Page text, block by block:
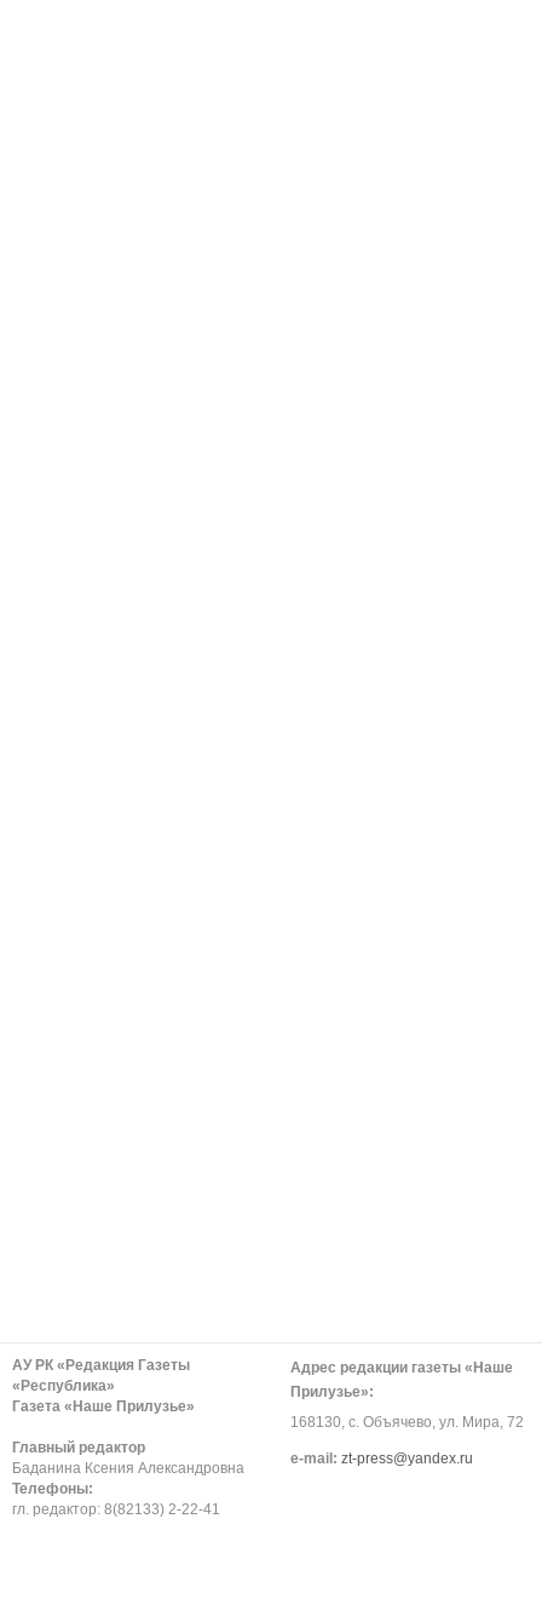
АУ РК «Редакция Газеты
«Республика»
Газета «Наше Прилузье»
Главный редактор
Баданина Ксения Александровна
Телефоны:
гл. редактор: 8(82133) 2-22-41
Адрес редакции газеты «Наше
Прилузье»:
168130, с. Объячево, ул. Мира, 72
е-mail: zt-press@yandex.ru